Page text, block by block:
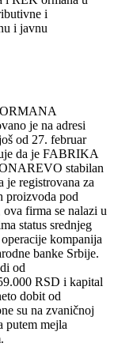
i
i javnu
je na adresi
od 27. februar
da je FABRIKA
stabilan
je registrovana za
proizvoda pod
firma se nalazi u
status srednjeg
kompanija
banke Srbije.
od
RSD i kapital
dobit od
su na zvaničnoj
putem mejla